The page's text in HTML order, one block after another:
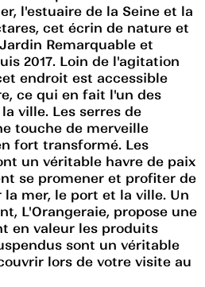
l'estuaire de la Seine et la
cet écrin de nature et
Remarquable et
2017. Loin de l'agitation
endroit est accessible
ce qui en fait l'un des
ville. Les serres de
touche de merveille
fort transformé. Les
un véritable havre de paix
se promener et profiter de
mer, le port et la ville. Un
L'Orangeraie, propose une
en valeur les produits
sont un véritable
lors de votre visite au